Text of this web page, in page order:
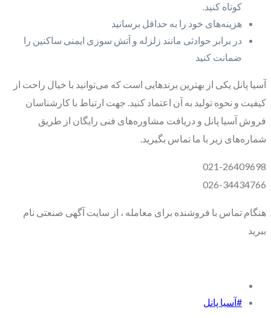
کوتاه کنید.
هزینه‌های خود را به حداقل برسانید
در برابر حوادثی مانند زلزله و آتش سوزی ایمنی ساکنین را
ضمانت کنید
آسیا پانل یکی از بهترین برندهایی است که می‌توانید با خیال راحت از
کیفیت و نحوه تولید به آن اعتماد کنید. جهت ارتباط با کارشناسان
فروش آسیا پانل و دریافت مشاوره‌های فنی رایگان از طریق
شماره‌های زیر با ما تماس بگیرید.
021-26409698
026-34434766
هنگام تماس با فروشنده برای معامله ، از سایت آگهی صنعتی نام
ببرید
#آسیا پانل